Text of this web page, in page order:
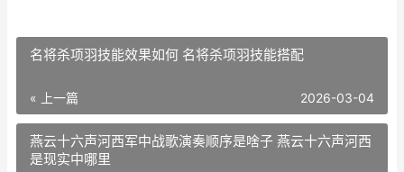
名将杀项羽技能效果如何 名将杀项羽技能搭配
« 上一篇 2026-03-04
燕云十六声河西军中战歌演奏顺序是啥子 燕云十六声河西
是现实中哪里